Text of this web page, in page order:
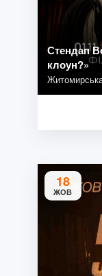
Стендап
клоун?»
18
ЖОВ